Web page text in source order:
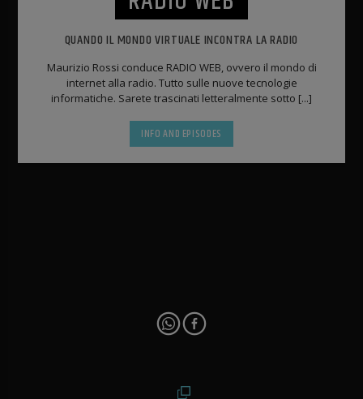
QUANDO IL MONDO VIRTUALE INCONTRA LA RADIO
Maurizio Rossi conduce RADIO WEB, ovvero il mondo di
internet alla radio. Tutto sulle nuove tecnologie
informatiche. Sarete trascinati letteralmente sotto [...]
INFO AND EPISODES